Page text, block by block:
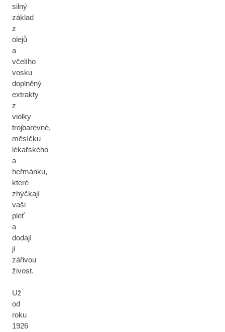
silný
základ
z
olejů
a
včelího
vosku
doplněný
extrakty
z
violky
trojbarevné,
měsíčku
lékařského
a
heřmánku,
které
zhýčkají
vaši
pleť
a
dodají
jí
zářivou
živost.
Už
od
roku
1926